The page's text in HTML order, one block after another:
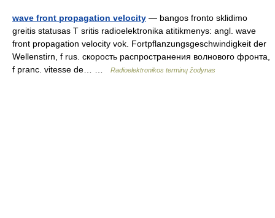
wave front propagation velocity — bangos fronto sklidimo
greitis statusas T sritis radioelektronika atitikmenys: angl. wave
front propagation velocity vok. Fortpflanzungsgeschwindigkeit der
Wellenstirn, f rus. скорость распространения волнового фронта,
f pranc. vitesse de… …
Radioelektronikos terminų žodynas